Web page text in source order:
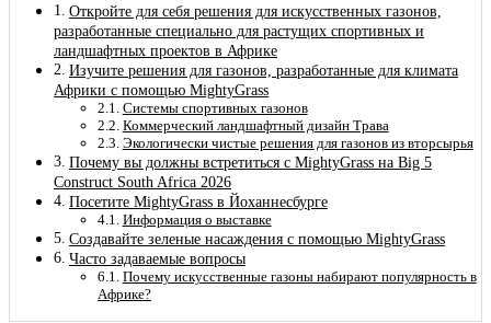
Откройте для себя решения для искусственных газонов,
разработанные специально для растущих спортивных и
ландшафтных проектов в Африке
Изучите решения для газонов, разработанные для климата
Африки с помощью MightyGrass
Системы спортивных газонов
Коммерческий ландшафтный дизайн Трава
Экологически чистые решения для газонов из вторсырья
Почему вы должны встретиться с MightyGrass на Big 5
Construct South Africa 2026
Посетите MightyGrass в Йоханнесбурге
Информация о выставке
Создавайте зеленые насаждения с помощью MightyGrass
Часто задаваемые вопросы
Почему искусственные газоны набирают популярность в
Африке?